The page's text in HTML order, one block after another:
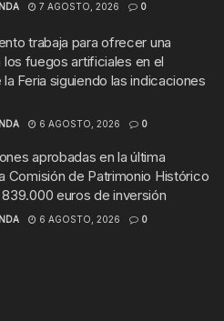
7 AGOSTO, 2026 0
trabaja para ofrecer una
los fuegos artificiales en el
la Feria siguiendo las indicaciones
6 AGOSTO, 2026 0
aprobadas en la última
Comisión de Patrimonio Histórico
euros de inversión
6 AGOSTO, 2026 0